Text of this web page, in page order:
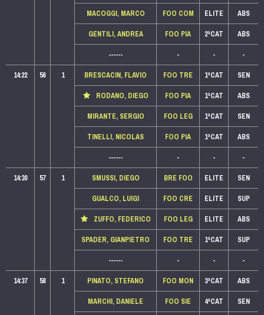
MACOGGI, MARCO FOO COM ELITE
ABS
GENTILI, ANDREA
FOO PIA 2ªCAT
ABS
------
- -
-
14:22
56 1 BRESCACIN, FLAVIO FOO TRE 1ªCAT
SEN
RODANO, DIEGO
FOO PIA 1ªCAT
ABS
MIRANTE, SERGIO
FOO LEG 1ªCAT
SEN
TINELLI, NICOLAS
FOO PIA 1ªCAT
ABS
------
- -
-
14:30
57 1 SMUSSI, DIEGO BRE FOO ELITE
SEN
GUALCO, LUIGI
FOO CRE ELITE
SUP
ZUFFO, FEDERICO
FOO LEG ELITE
ABS
SPADER, GIANPIETRO
FOO TRE 1ªCAT
SUP
------
- -
-
14:37
58 1 PINATO, STEFANO FOO MON 3ªCAT
ABS
MARCHI, DANIELE
FOO SIE 4ªCAT
SEN